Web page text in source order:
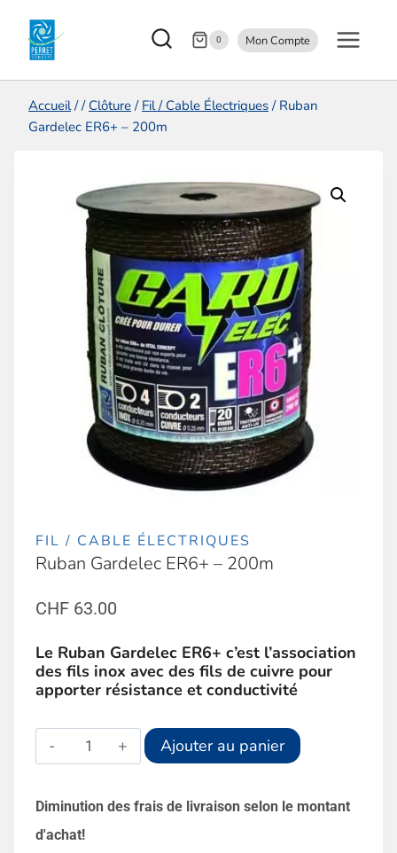
0 Mon Compte
Accueil / / Clôture / Fil / Cable Électriques / Ruban
Gardelec ER6+ – 200m
FIL / CABLE ÉLECTRIQUES
Ruban Gardelec ER6+ – 200m
CHF 63.00
Le Ruban Gardelec ER6+ c’est l’association
des fils inox avec des fils de cuivre pour
apporter résistance et conductivité
quantité
de
Ruban
Gardelec
Ajouter au panier
Diminution des frais de livraison selon le montant
d'achat!